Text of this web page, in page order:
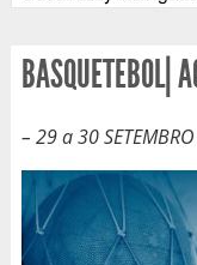
BASQUETEBOL|
– 29 a 30